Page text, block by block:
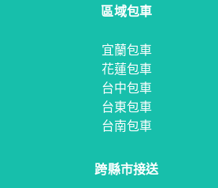
區域包車
宜蘭包車
花蓮包車
台中包車
台東包車
台南包車
跨縣市接送